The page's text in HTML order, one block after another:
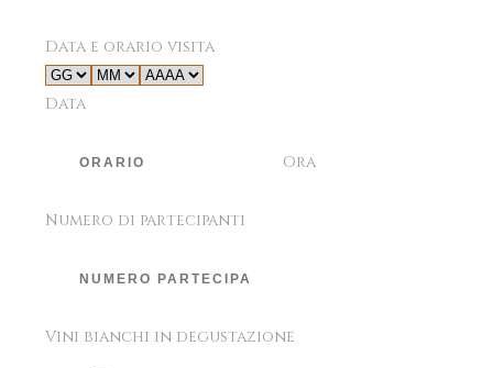
Data e orario visita
Data
Ora
Numero di partecipanti
Vini bianchi in degustazione